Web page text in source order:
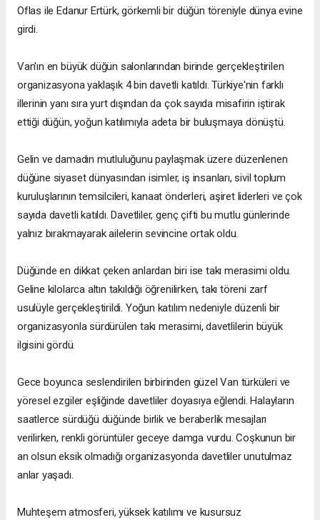
Oflas ile Edanur Ertürk, görkemli bir düğün töreniyle dünya evine
girdi.
Van'ın en büyük düğün salonlarından birinde gerçekleştirilen
organizasyona yaklaşık 4 bin davetli katıldı. Türkiye'nin farklı
illerinin yanı sıra yurt dışından da çok sayıda misafirin iştirak
ettiği düğün, yoğun katılımıyla adeta bir buluşmaya dönüştü.
Gelin ve damadın mutluluğunu paylaşmak üzere düzenlenen
düğüne siyaset dünyasından isimler, iş insanları, sivil toplum
kuruluşlarının temsilcileri, kanaat önderleri, aşiret liderleri ve çok
sayıda davetli katıldı. Davetliler, genç çifti bu mutlu günlerinde
yalnız bırakmayarak ailelerin sevincine ortak oldu.
Düğünde en dikkat çeken anlardan biri ise takı merasimi oldu.
Geline kilolarca altın takıldığı öğrenilirken, takı töreni zarf
usulüyle gerçekleştirildi. Yoğun katılım nedeniyle düzenli bir
organizasyonla sürdürülen takı merasimi, davetlilerin büyük
ilgisini gördü.
Gece boyunca seslendirilen birbirinden güzel Van türküleri ve
yöresel ezgiler eşliğinde davetliler doyasıya eğlendi. Halayların
saatlerce sürdüğü düğünde birlik ve beraberlik mesajları
verilirken, renkli görüntüler geceye damga vurdu. Coşkunun bir
an olsun eksik olmadığı organizasyonda davetliler unutulmaz
anlar yaşadı.
Muhteşem atmosferi, yüksek katılımı ve kusursuz